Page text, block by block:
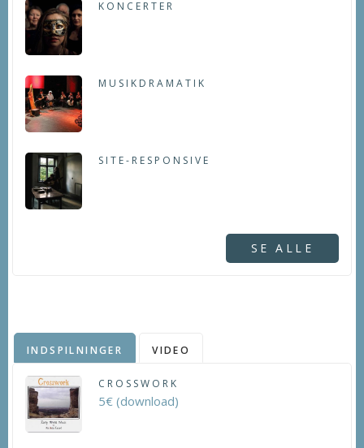
KONCERTER
MUSIKDRAMATIK
SITE-RESPONSIVE
SE ALLE
INDSPILNINGER VIDEO
CROSSWORK
5€ (download)